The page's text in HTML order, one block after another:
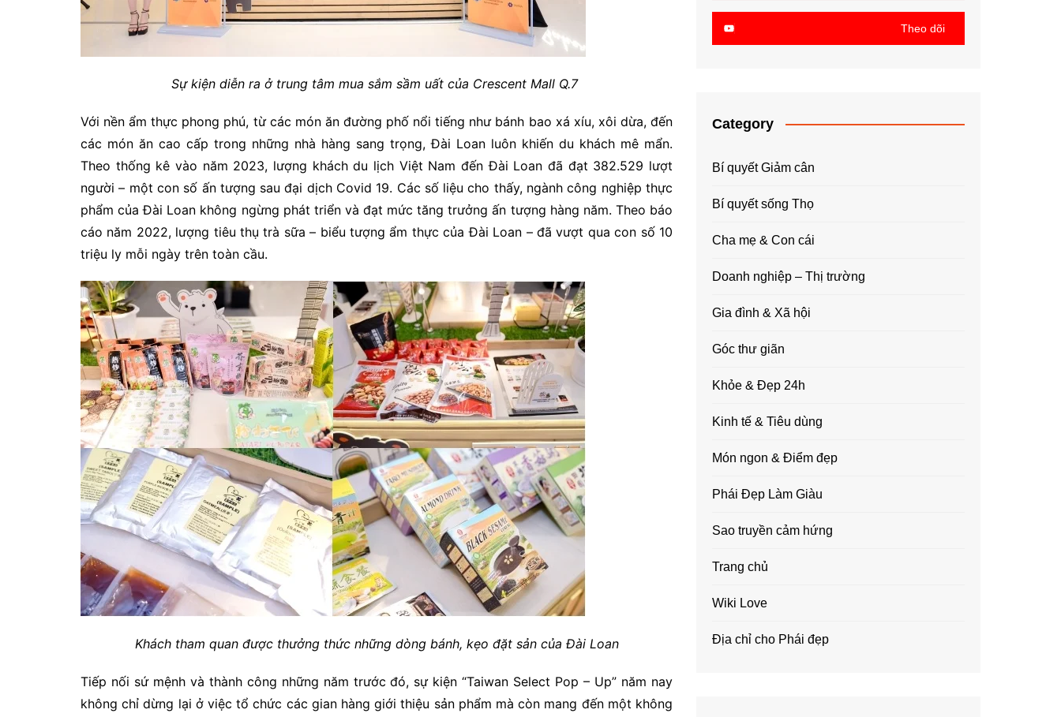
Sự kiện diễn ra ở trung tâm mua sắm sầm uất của Crescent Mall Q.7
Với nền ẩm thực phong phú, từ các món ăn đường phố nổi tiếng như bánh bao xá xíu, xôi dừa, đến
các món ăn cao cấp trong những nhà hàng sang trọng, Đài Loan luôn khiến du khách mê mẩn.
Theo thống kê vào năm 2023, lượng khách du lịch Việt Nam đến Đài Loan đã đạt 382.529 lượt
người – một con số ấn tượng sau đại dịch Covid 19. Các số liệu cho thấy, ngành công nghiệp thực
phẩm của Đài Loan không ngừng phát triển và đạt mức tăng trưởng ấn tượng hàng năm. Theo báo
cáo năm 2022, lượng tiêu thụ trà sữa – biểu tượng ẩm thực của Đài Loan – đã vượt qua con số 10
triệu ly mỗi ngày trên toàn cầu.
Khách tham quan được thưởng thức những dòng bánh, kẹo đặt sản của Đài Loan
Tiếp nối sứ mệnh và thành công những năm trước đó, sự kiện “Taiwan Select Pop – Up” năm nay
không chỉ dừng lại ở việc tổ chức các gian hàng giới thiệu sản phẩm mà còn mang đến một không
Theo dõi
Category
Bí quyết Giảm cân
Bí quyết sống Thọ
Cha mẹ & Con cái
Doanh nghiệp – Thị trường
Gia đình & Xã hội
Góc thư giãn
Khỏe & Đẹp 24h
Kinh tế & Tiêu dùng
Món ngon & Điểm đẹp
Phái Đẹp Làm Giàu
Sao truyền cảm hứng
Trang chủ
Wiki Love
Địa chỉ cho Phái đẹp